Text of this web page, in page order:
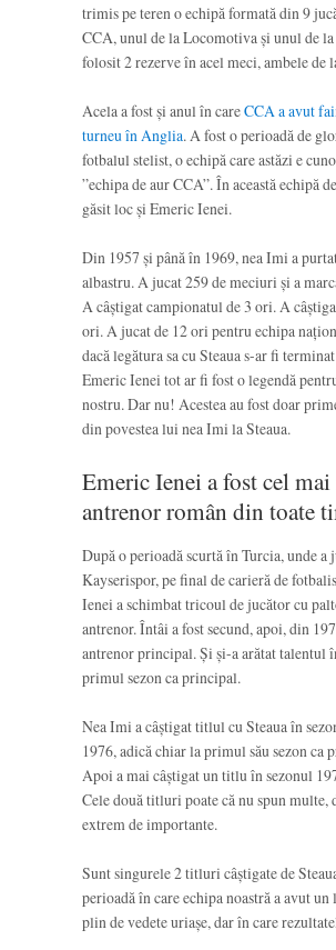
trimis pe teren o echipă formată din 9
CCA, unul de la Locomotiva și unul de
folosit 2 rezerve în acel meci, ambele de
Acela a fost și anul în careCCA a avut
turneu în Anglia. A fost o perioadă de
fotbalul stelist, o echipă care astăzi e
”echipa de aur CCA”. În această echipă
găsit loc și Emeric Ienei.
Din 1957 și până în 1969, nea Imi a
albastru. A jucat 259 de meciuri și a
A câștigat campionatul de 3 ori. A
ori. A jucat de 12 ori pentru echipa
dacă legătura sa cu Steaua s-ar fi
Emeric Ienei tot ar fi fost o legendă
nostru. Dar nu! Acestea au fost doar
din povestea lui nea Imi la Steaua.
Emeric Ienei a fost cel mai
antrenor român din toate
După o perioadă scurtă în Turcia, unde a
Kayserispor, pe final de carieră de
Ienei a schimbat tricoul de jucător cu
antrenor. Întâi a fost secund, apoi, din
antrenor principal. Și și-a arătat talentul
primul sezon ca principal.
Nea Imi a câștigat titlul cu Steaua în
1976, adică chiar la primul său sezon ca
Apoi a mai câștigat un titlu în sezonul
Cele două titluri poate că nu spun multe,
extrem de importante.
Sunt singurele 2 titluri câștigate de
perioadă în care echipa noastră a avut un
plin de vedete uriașe, dar în care